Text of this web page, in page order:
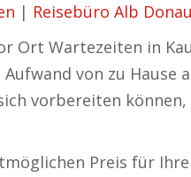
| Reisebüro Alb
Ort Wartezeiten in
von zu Hause
vorbereiten
Preis für